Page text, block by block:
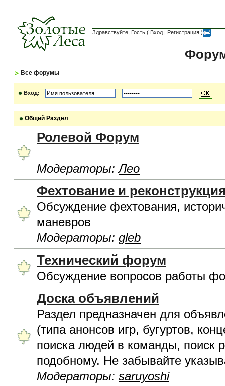
Здравствуйте, Гость ( Вход | Регистрация )
Все форумы
Вход:
Общий Раздел
Ролевой Форум
Модераторы:Лео
Фехтование и
Обсуждение фехтования,
маневров
Модераторы: gleb
Технический форум
Обсуждение вопросов работы
Доска объявлений
Раздел предназначен для
(типа анонсов игр, бугуртов,
поиска людей в команды, поиск
подобному. Не забывайте
Модераторы: saruyoshi